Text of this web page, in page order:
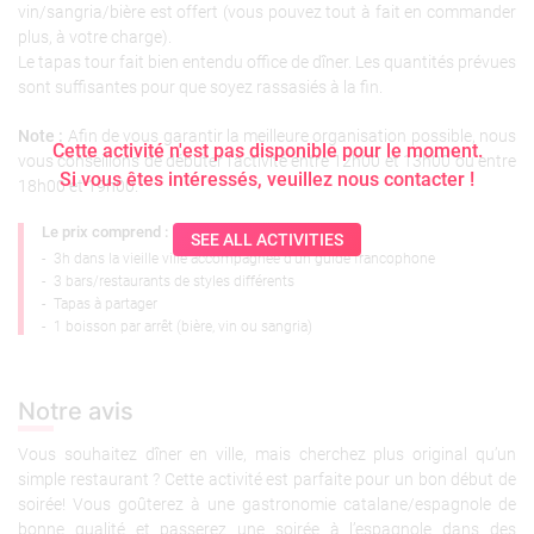
Cette activité n'est pas disponible pour le moment.
Si vous êtes intéressés, veuillez nous contacter !
SEE ALL ACTIVITIES
Le prix comprend :
- 3h dans la vieille ville accompagnée d’un guide francophone
- 3 bars/restaurants de styles différents
- Tapas à partager
- 1 boisson par arrêt (bière, vin ou sangria)
vin/sangria/bière est offert (vous pouvez tout à fait en commander
plus, à votre charge).
Le tapas tour fait bien entendu office de dîner. Les quantités prévues
sont suffisantes pour que soyez rassasiés à la fin.
Note : Afin de vous garantir la meilleure organisation possible, nous
vous conseillons de débuter l’activité entre 12h00 et 13h00 ou entre
18h00 et 19h00.
Notre avis
Vous souhaitez dîner en ville, mais cherchez plus original qu’un
simple restaurant ? Cette activité est parfaite pour un bon début de
soirée! Vous goûterez à une gastronomie catalane/espagnole de
bonne qualité et passerez une soirée à l’espagnole dans des